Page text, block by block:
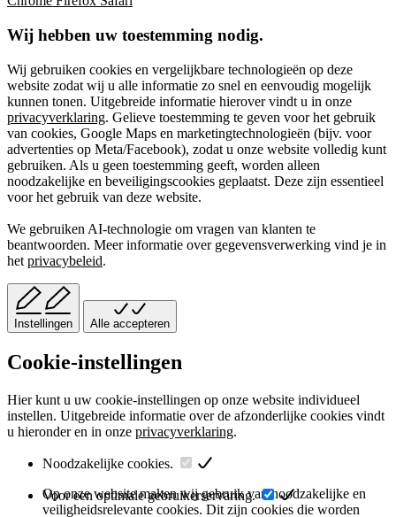
Wij hebben uw toestemming nodig.
Wij gebruiken cookies en vergelijkbare technologieën op deze
website zodat wij u alle informatie zo snel en eenvoudig mogelijk
kunnen tonen. Uitgebreide informatie hierover vindt u in onze
privacyverklaring. Gelieve toestemming te geven voor het gebruik
van cookies, Google Maps en marketingtechnologieën (bijv. voor
advertenties op Meta/Facebook), zodat u onze website volledig kunt
gebruiken. Als u geen toestemming geeft, worden alleen
noodzakelijke en beveiligingscookies geplaatst. Deze zijn essentieel
voor het gebruik van deze website.
We gebruiken AI-technologie om vragen van klanten te
beantwoorden. Meer informatie over gegevensverwerking vind je in
het privacybeleid.
Instellingen Alle accepteren
Cookie-instellingen
Hier kunt u uw cookie-instellingen op onze website individueel
instellen. Uitgebreide informatie over de afzonderlijke cookies vindt
u hieronder en in onze privacyverklaring.
Noodzakelijke cookies.
Op onze website maken wij gebruik van noodzakelijke en
veiligheidsrelevante cookies. Dit zijn cookies die worden
Voor een optimale gebruikerservaring.